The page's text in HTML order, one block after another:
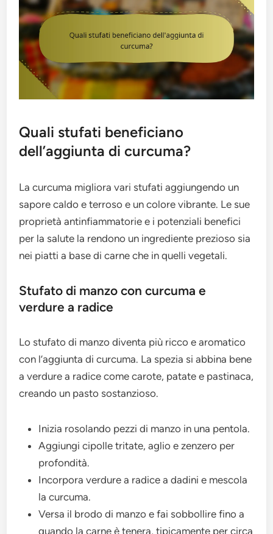
Quali stufati beneficiano
dell’aggiunta di curcuma?
La curcuma migliora vari stufati aggiungendo un
sapore caldo e terroso e un colore vibrante. Le sue
proprietà antinfiammatorie e i potenziali benefici
per la salute la rendono un ingrediente prezioso sia
nei piatti a base di carne che in quelli vegetali.
Stufato di manzo con curcuma e
verdure a radice
Lo stufato di manzo diventa più ricco e aromatico
con l’aggiunta di curcuma. La spezia si abbina bene
a verdure a radice come carote, patate e pastinaca,
creando un pasto sostanzioso.
Inizia rosolando pezzi di manzo in una pentola.
Aggiungi cipolle tritate, aglio e zenzero per
profondità.
Incorpora verdure a radice a dadini e mescola
la curcuma.
Versa il brodo di manzo e fai sobbollire fino a
quando la carne è tenera, tipicamente per circa